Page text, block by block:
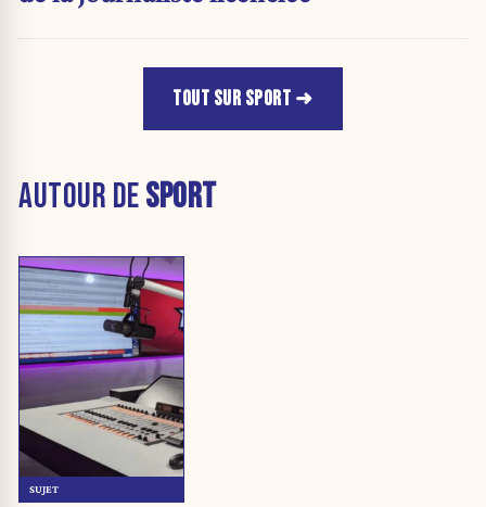
TOUT SUR SPORT
AUTOUR DESPORT
SUJET